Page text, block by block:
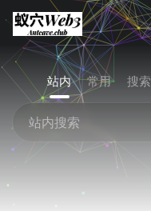
站内 常用 搜索